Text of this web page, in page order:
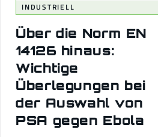
INDUSTRIELL
Über die Norm EN
14126 hinaus:
Wichtige
Überlegungen bei
der Auswahl von
PSA gegen Ebola